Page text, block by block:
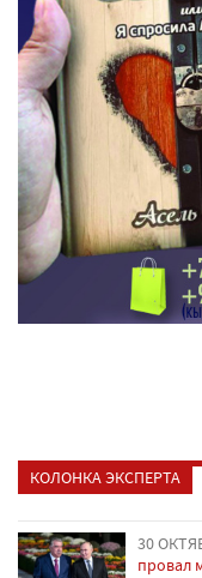
КОЛОНКА ЭКСПЕРТА
30
провал